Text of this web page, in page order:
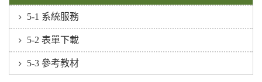
5-1 系統服務
5-2 表單下載
5-3 參考教材